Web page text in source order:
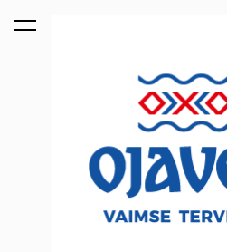
lisati ostukorvi.